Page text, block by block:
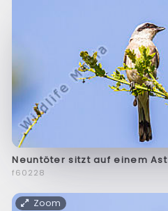
Neuntöter sitzt auf einem Ast
f60228
Zoom